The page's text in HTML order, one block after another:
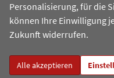
Personalisierung, für die
können Ihre Einwilligung
Zukunft widerrufen.
Alle akzeptieren